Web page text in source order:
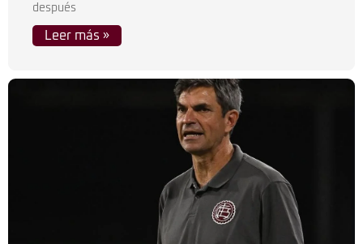
después
Leer más »